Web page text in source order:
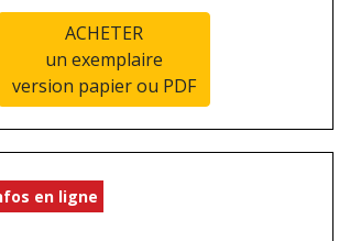
ACHETER
un exemplaire
version papier ou PDF
en ligne